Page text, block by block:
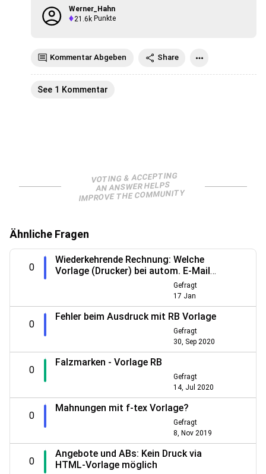
Werner_Hahn
21.6k Punkte
Kommentar Abgeben Share
See 1 Kommentar
VOTING & ACCEPTING
AN ANSWER HELPS
IMPROVE THE COMMUNITY
Ähnliche Fragen
0
Wiederkehrende Rechnung: Welche
Vorlage (Drucker) bei autom. E-Mail
Gefragt
17 Jan
0
Fehler beim Ausdruck mit RB Vorlage
Gefragt
30, Sep 2020
0
Falzmarken - Vorlage RB
Gefragt
14, Jul 2020
0
Mahnungen mit f-tex Vorlage?
Gefragt
8, Nov 2019
0
Angebote und ABs: Kein Druck via
HTML-Vorlage möglich